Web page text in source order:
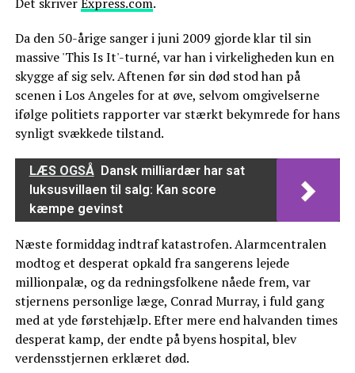
Da den 50-årige sanger i juni 2009 gjorde klar til sin
massive 'This Is It'-turné, var han i virkeligheden kun en
skygge af sig selv. Aftenen før sin død stod han på
scenen i Los Angeles for at øve, selvom omgivelserne
ifølge politiets rapporter var stærkt bekymrede for hans
synligt svækkede tilstand.
LÆS OGSÅ Dansk milliardær har sat
luksusvillaen til salg: Kan score
kæmpe gevinst
Næste formiddag indtraf katastrofen. Alarmcentralen
modtog et desperat opkald fra sangerens lejede
millionpalæ, og da redningsfolkene nåede frem, var
stjernens personlige læge, Conrad Murray, i fuld gang
med at yde førstehjælp. Efter mere end halvanden times
desperat kamp, der endte på byens hospital, blev
verdensstjernen erklæret død.